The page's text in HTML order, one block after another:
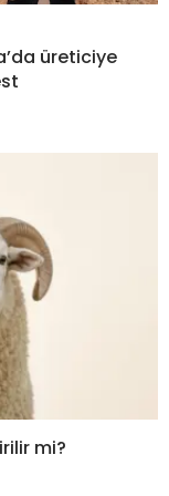
üreticiye
mi?